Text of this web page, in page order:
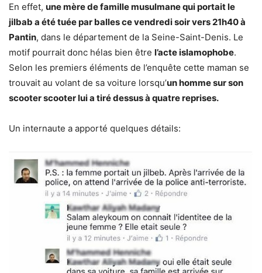
En effet, une mère de famille musulmane qui portait le
jilbab a été tuée par balles ce vendredi soir vers 21h40 à
Pantin, dans le département de la Seine-Saint-Denis. Le
motif pourrait donc hélas bien être l’acte islamophobe.
Selon les premiers éléments de l’enquête cette maman se
trouvait au volant de sa voiture lorsqu’un homme sur son
scooter scooter lui a tiré dessus à quatre reprises.
Un internaute a apporté quelques détails: